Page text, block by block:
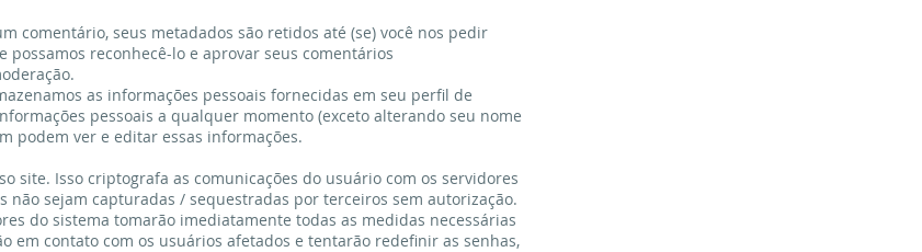
comentário, seus metadados são retidos até (se) você nos pedir
possamos reconhecê-lo e aprovar seus comentários
as informações pessoais fornecidas em seu perfil de
pessoais a qualquer momento (exceto alterando seu nome
podem ver e editar essas informações.
site. Isso criptografa as comunicações do usuário com os servidores
não sejam capturadas / sequestradas por terceiros sem autorização.
do sistema tomarão imediatamente todas as medidas necessárias
em contato com os usuários afetados e tentarão redefinir as senhas,